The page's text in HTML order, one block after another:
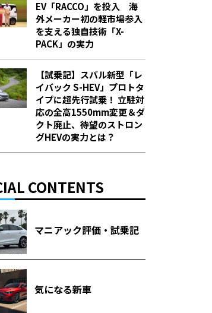
EV「RACCO」を投入 海
外メーカー初の軽市場参入
を支える独自技術「X-
PACK」の実力
【試乗記】スバル新型「レ
イバック S-HEV」プロトタ
イプに超先行試乗！ 立駐対
応の全高1550mm変更＆ダ
クト廃止、待望のストロン
グHEVの実力とは？
CONTENTS
マニアック評価・試乗記
気になる新車